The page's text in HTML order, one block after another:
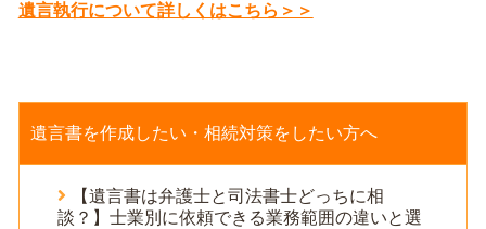
遺言執行について詳しくはこちら＞＞
遺言書を作成したい・相続対策をしたい方へ
【遺言書は弁護士と司法書士どっちに相
談？】士業別に依頼できる業務範囲の違いと選